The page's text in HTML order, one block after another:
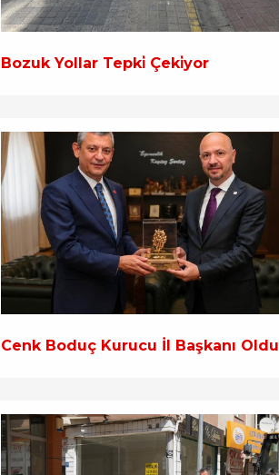
Bozuk Yollar Tepki̇ Çeki̇yor
Cenk Boduç Kurucu İl Başkanı Oldu